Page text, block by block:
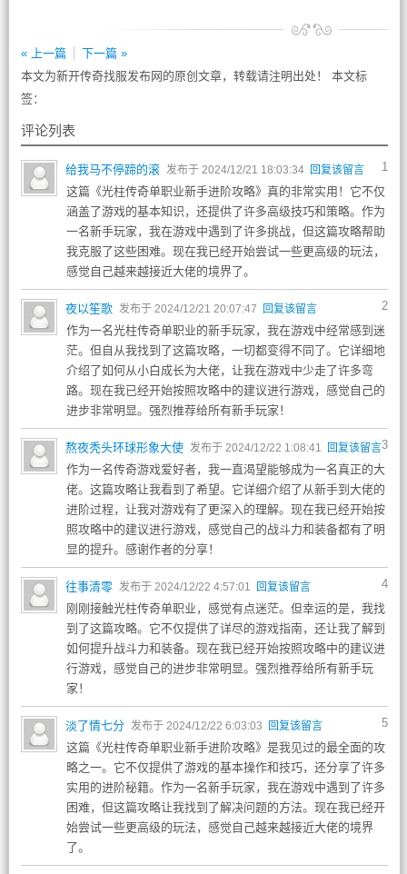
« 上一篇
下一篇 »
本文为新开传奇找服发布网的原创文章，转载请注明出处！ 本文标
签：
评论列表
1
给我马不停蹄的滚 发布于 2024/12/21 18:03:34 回复该留言
这篇《光柱传奇单职业新手进阶攻略》真的非常实用！它不仅
涵盖了游戏的基本知识，还提供了许多高级技巧和策略。作为
一名新手玩家，我在游戏中遇到了许多挑战，但这篇攻略帮助
我克服了这些困难。现在我已经开始尝试一些更高级的玩法，
感觉自己越来越接近大佬的境界了。
2
夜以笙歌 发布于 2024/12/21 20:07:47 回复该留言
作为一名光柱传奇单职业的新手玩家，我在游戏中经常感到迷
茫。但自从我找到了这篇攻略，一切都变得不同了。它详细地
介绍了如何从小白成长为大佬，让我在游戏中少走了许多弯
路。现在我已经开始按照攻略中的建议进行游戏，感觉自己的
进步非常明显。强烈推荐给所有新手玩家！
3
熬夜秃头环球形象大使 发布于 2024/12/22 1:08:41 回复该留言
作为一名传奇游戏爱好者，我一直渴望能够成为一名真正的大
佬。这篇攻略让我看到了希望。它详细介绍了从新手到大佬的
进阶过程，让我对游戏有了更深入的理解。现在我已经开始按
照攻略中的建议进行游戏，感觉自己的战斗力和装备都有了明
显的提升。感谢作者的分享！
4
往事清零 发布于 2024/12/22 4:57:01 回复该留言
刚刚接触光柱传奇单职业，感觉有点迷茫。但幸运的是，我找
到了这篇攻略。它不仅提供了详尽的游戏指南，还让我了解到
如何提升战斗力和装备。现在我已经开始按照攻略中的建议进
行游戏，感觉自己的进步非常明显。强烈推荐给所有新手玩
家！
5
淡了情七分 发布于 2024/12/22 6:03:03 回复该留言
这篇《光柱传奇单职业新手进阶攻略》是我见过的最全面的攻
略之一。它不仅提供了游戏的基本操作和技巧，还分享了许多
实用的进阶秘籍。作为一名新手玩家，我在游戏中遇到了许多
困难，但这篇攻略让我找到了解决问题的方法。现在我已经开
始尝试一些更高级的玩法，感觉自己越来越接近大佬的境界
了。